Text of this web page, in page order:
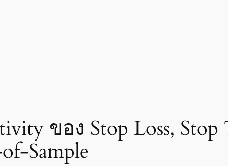
ของ Stop Loss,
Sample